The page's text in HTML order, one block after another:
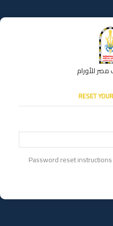
للأورام
RESET
Password reset